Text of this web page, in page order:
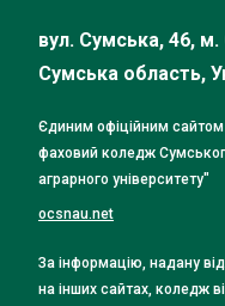
вул. Сумська, 46,
Сумська область,
Єдиним офіційним
фаховий коледж
аграрного університету"
ocsnau.net
За інформацію, надану
на інших сайтах, коледж